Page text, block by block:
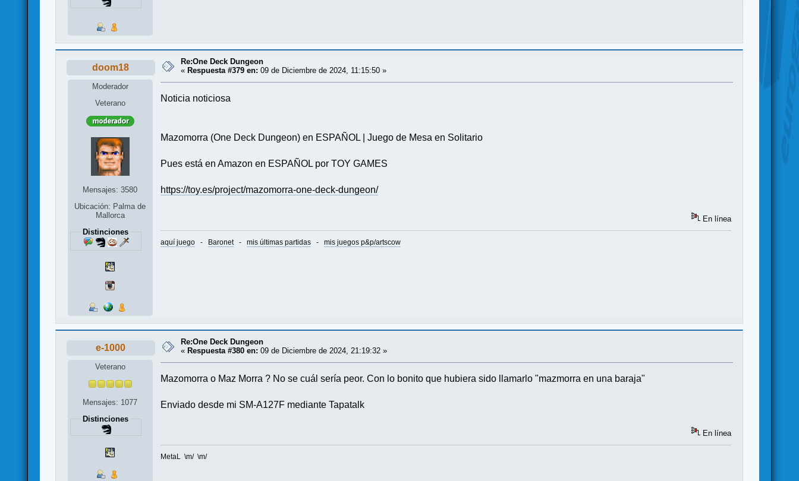
doom18
Moderador
Veterano
Mensajes: 3580
Ubicación: Palma de
Mallorca
Distinciones
Re:One Deck Dungeon
« Respuesta #379 en: 09 de Diciembre de 2024, 11:15:50 »
Noticia noticiosa
Mazomorra (One Deck Dungeon) en ESPAÑOL | Juego de Mesa en Solitario
Pues está en Amazon en ESPAÑOL por TOY GAMES
https://toy.es/project/mazomorra-one-deck-dungeon/
En línea
aquí juego - Baronet-mis últimas partidas -mis juegos p&p/artscow
e-1000
Veterano
Mensajes: 1077
Distinciones
Re:One Deck Dungeon
« Respuesta #380 en: 09 de Diciembre de 2024, 21:19:32 »
Mazomorra o Maz Morra ? No se cuál sería peor. Con lo bonito que hubiera sido llamarlo "mazmorra en una baraja"
Enviado desde mi SM-A127F mediante Tapatalk
En línea
MetaL \m/ \m/